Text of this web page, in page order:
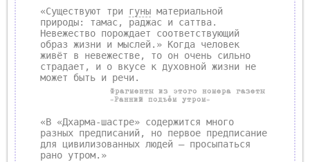
«Существуют три гуны материальной
природы: тамас, раджас и саттва.
Невежество порождает соответствующий
образ жизни и мыслей.» Когда человек
живёт в невежестве, то он очень сильно
страдает, и о вкусе к духовной жизни не
может быть и речи.
Фрагменты из этого номера газеты
«Ранний подъём утром»
«В «Дхарма-шастре» содержится много
разных предписаний, но первое предписание
для цивилизованных людей – просыпаться
рано утром.»